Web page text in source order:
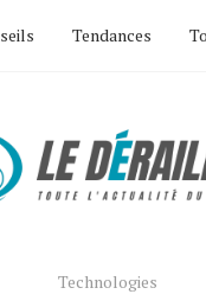
Tendances
Technologies